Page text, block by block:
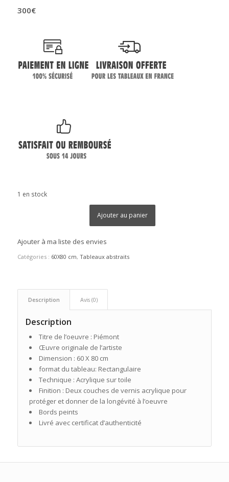
300€
1 en stock
Ajouter au panier
Ajouter à ma liste des envies
Catégories : 60X80 cm, Tableaux abstraits
Description Avis (0)
Description
Titre de l’oeuvre : Piémont
Œuvre originale de l’artiste
Dimension : 60 X 80 cm
format du tableau: Rectangulaire
Technique : Acrylique sur toile
Finition : Deux couches de vernis acrylique pour
protéger et donner de la longévité à l’oeuvre
Bords peints
Livré avec certificat d’authenticité